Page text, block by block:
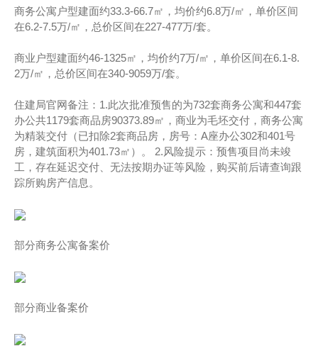
商务公寓户型建面约33.3-66.7㎡，均价约6.8万/㎡，单价区间
在6.2-7.5万/㎡，总价区间在227-477万/套。
商业户型建面约46-1325㎡，均价约7万/㎡，单价区间在6.1-8.
2万/㎡，总价区间在340-9059万/套。
住建局官网备注：1.此次批准预售的为732套商务公寓和447套
办公共1179套商品房90373.89㎡，商业为毛坯交付，商务公寓
为精装交付（已扣除2套商品房，房号：A座办公302和401号
房，建筑面积为401.73㎡）。 2.风险提示：预售项目尚未竣
工，存在延迟交付、无法按期办证等风险，购买前后请查询跟
踪所购房产信息。
部分商务公寓备案价
部分商业备案价